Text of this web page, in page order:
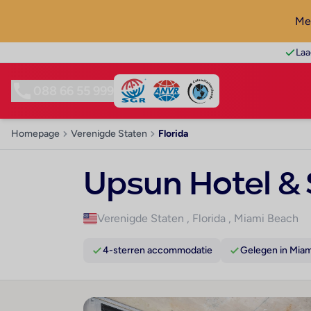
Homepage Verenigde Staten Florida
Upsun Hotel &
Verenigde Staten , Florida , Miami Beach
4-sterren accommodatie Gelegen in